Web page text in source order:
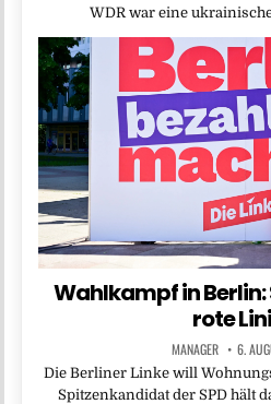
WDR war eine
Wahlkampf in Berlin:
rote
MANAGER 6.
Die Berliner Linke will
Spitzenkandidat der SPD hält